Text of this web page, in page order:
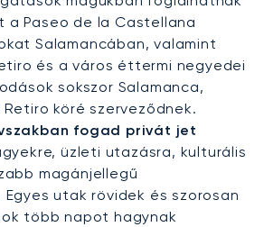
a Paseo de la Castellana
Salamancában, valamint
és a város éttermi negyedei
sokszor Salamanca,
Retiro köré szerveződnek.
fogad privát jet
üzleti utazásra, kulturális
magánjellegű
utak rövidek és szorosan
több napot hagynak